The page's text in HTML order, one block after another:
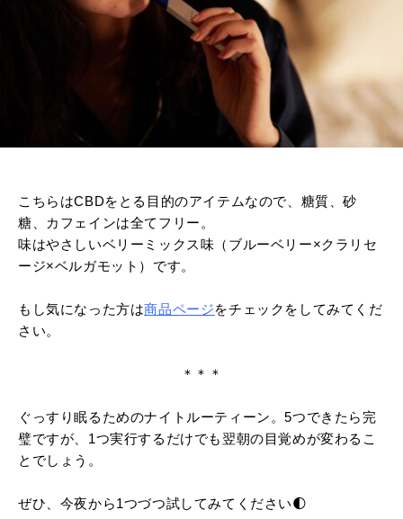
こちらはCBDをとる目的のアイテムなので、糖質、砂
糖、カフェインは全てフリー。
味はやさしいベリーミックス味（ブルーベリー×クラリセ
ージ×ベルガモット）です。
もし気になった方は商品ページをチェックをしてみてくだ
さい。
＊＊＊
ぐっすり眠るためのナイトルーティーン。5つできたら完
璧ですが、1つ実行するだけでも翌朝の目覚めが変わるこ
とでしょう。
ぜひ、今夜から1つづつ試してみてください🌓